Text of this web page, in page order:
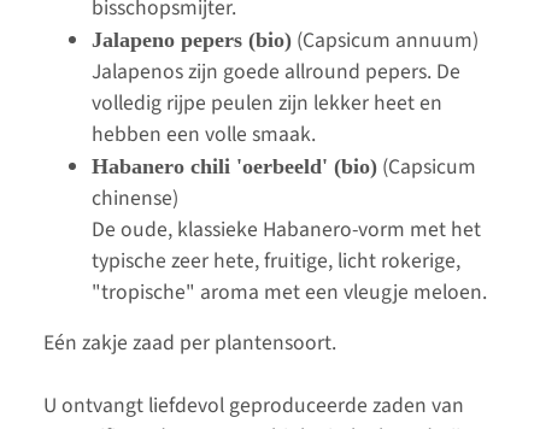
bisschopsmijter.
Jalapeno pepers (bio) (Capsicum annuum)
Jalapenos zijn goede allround pepers. De
volledig rijpe peulen zijn lekker heet en
hebben een volle smaak.
Habanero chili 'oerbeeld' (bio) (Capsicum
chinense)
De oude, klassieke Habanero-vorm met het
typische zeer hete, fruitige, licht rokerige,
"tropische" aroma met een vleugje meloen.
Eén zakje zaad per plantensoort.
U ontvangt liefdevol geproduceerde zaden van